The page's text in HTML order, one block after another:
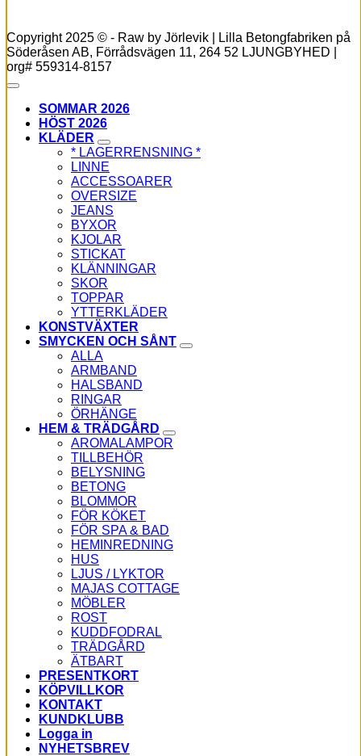
Copyright 2025 © - Raw by Jörlevik | Lilla Betongfabriken på
Söderåsen AB, Förrådsvägen 11, 264 52 LJUNGBYHED |
org# 559314-8157
SOMMAR 2026
HÖST 2026
KLÄDER
* LAGERRENSNING *
LINNE
ACCESSOARER
OVERSIZE
JEANS
BYXOR
KJOLAR
STICKAT
KLÄNNINGAR
SKOR
TOPPAR
YTTERKLÄDER
KONSTVÄXTER
SMYCKEN OCH SÅNT
ALLA
ARMBAND
HALSBAND
RINGAR
ÖRHÄNGE
HEM & TRÄDGÅRD
AROMALAMPOR
TILLBEHÖR
BELYSNING
BETONG
BLOMMOR
FÖR KÖKET
FÖR SPA & BAD
HEMINREDNING
HUS
LJUS / LYKTOR
MAJAS COTTAGE
MÖBLER
ROST
KUDDFODRAL
TRÄDGÅRD
ÄTBART
PRESENTKORT
KÖPVILLKOR
KONTAKT
KUNDKLUBB
Logga in
NYHETSBREV